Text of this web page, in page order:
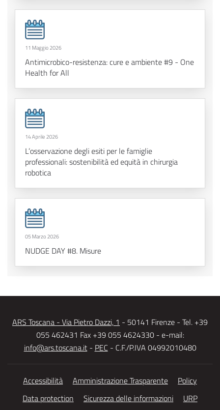
11 Maggio 2026
Antimicrobico-resistenza: cure e ambiente #9 - One
Health for All
14 Aprile 2026
L’osservazione degli esiti per le famiglie
professionali: sostenibilità ed equità in chirurgia
robotica
05 Marzo 2026
NUDGE DAY #8. Misure
ARS Toscana - Via Pietro Dazzi, 1 - 50141 Firenze - Tel. +39
055 462431 Fax +39 055 4624330 - e-mail:
info@ars.toscana.it- PEC - C.F./P.IVA 04992010480
Accessibilità Amministrazione Trasparente
Policy
Data protection
Sicurezza delle informazioni URP